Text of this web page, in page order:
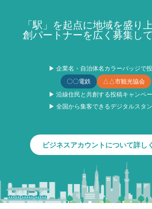
「駅」を起点に地域を盛り
創パートナーを広く募集し
▶ 企業名・自治体名カラーバッジで
〇〇電鉄
△△市観光協会
▶ 沿線住民と共創する投稿キャンペ
▶ 全国から集客できるデジタルスタ
ビジネスアカウントについて詳し